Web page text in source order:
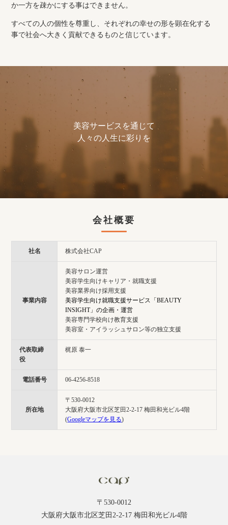
か一方を疎かにする事はできません。
すべての人の個性を尊重し、それぞれの幸せの形を顕在化する
事で社会へ大きく貢献できるものと信じています。
美容サービスを通じて
人々の人生に彩りを
会社概要
社名 株式会社CAP
事業内容
美容サロン運営
美容学生向けキャリア・就職支援
美容業界向け採用支援
美容学生向け就職支援サービス「BEAUTY
INSIGHT」の企画・運営
美容専門学校向け教育支援
美容室・アイラッシュサロン等の独立支援
代表取締
役
梶原 泰一
電話番号 06-4256-8518
所在地
〒530-0012
大阪府大阪市北区芝田2-2-17 梅田和光ビル4階
(Googleマップを見る)
〒530-0012
大阪府大阪市北区芝田2-2-17 梅田和光ビル4階